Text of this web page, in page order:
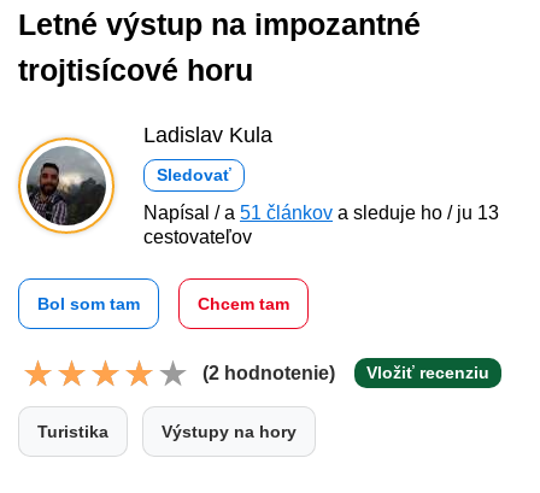
Letné výstup na impozantné
trojtisícové horu
Ladislav Kula
Sledovať
Napísal / a 51 článkov a sleduje ho / ju 13
cestovateľov
Bol som tam Chcem tam
(2 hodnotenie) Vložiť recenziu
Turistika Výstupy na hory